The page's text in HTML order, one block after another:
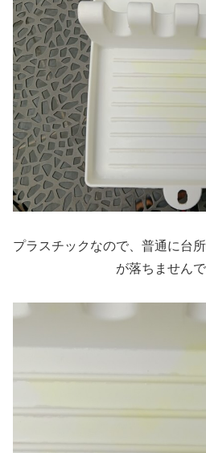
プラスチックなので、普通に台
が落ちませんで